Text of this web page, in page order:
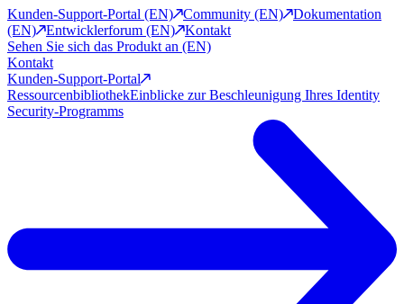
Kunden-Support-Portal (EN)
Community (EN)
Dokumentation
(EN)
Entwicklerforum (EN)
Kontakt
Sehen Sie sich das Produkt an (EN)
Kontakt
Kunden-Support-Portal
RessourcenbibliothekEinblicke zur Beschleunigung Ihres Identity
Security-Programms